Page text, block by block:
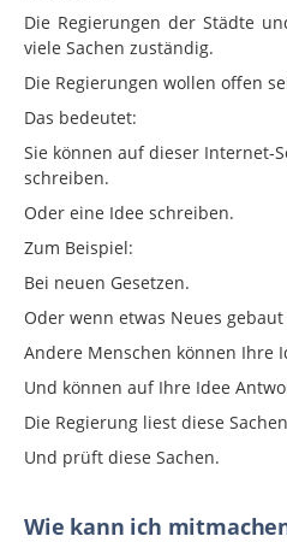
Die Regierungen der Städte
viele Sachen zuständig.
Die Regierungen wollen offen
Das bedeutet:
Sie können auf dieser Internet-
schreiben.
Oder eine Idee schreiben.
Zum Beispiel:
Bei neuen Gesetzen.
Oder wenn etwas Neues
Andere Menschen können Ihre
Und können auf Ihre Idee
Die Regierung liest diese
Und prüft diese Sachen.
Wie kann ich